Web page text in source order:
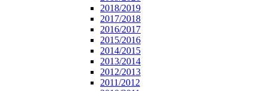
2018/2019
2017/2018
2016/2017
2015/2016
2014/2015
2013/2014
2012/2013
2011/2012